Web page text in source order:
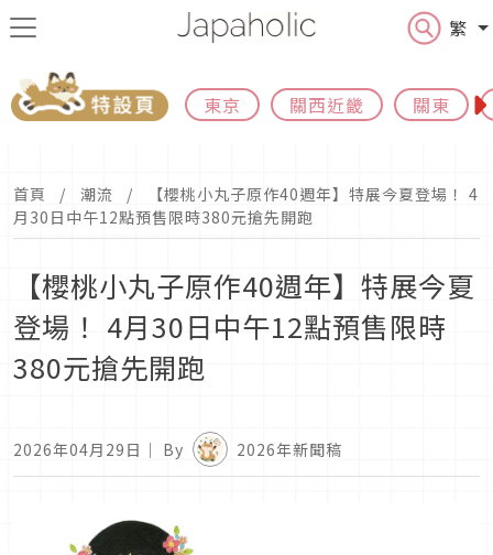
繁
東京 關西近畿 關東
首頁 潮流
【櫻桃小丸子原作40週年】特展今夏登場！ 4
月30日中午12點預售限時380元搶先開跑
【櫻桃小丸子原作40週年】特展今夏
登場！ 4月30日中午12點預售限時
380元搶先開跑
2026年04月29日 ｜ By 2026年新聞稿